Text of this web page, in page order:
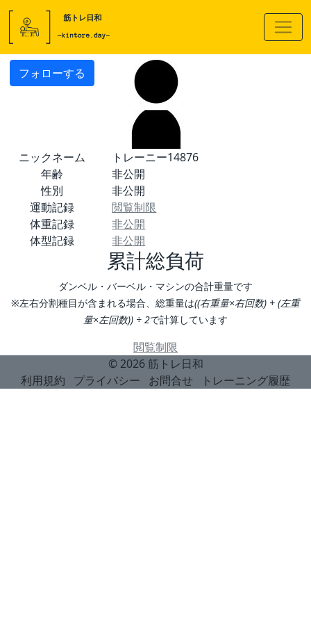
フォローする
ニックネーム
トレーニー14876
年齢
非公開
性別
非公開
運動記録
閲覧制限
体重記録
非公開
体型記録
非公開
累計総負荷
ダンベル・バーベル・マシンの合計重量です
※左右分割種目が含まれる場合、総重量は((右重量×右回数) + (左重
量×左回数)) ÷ 2で計算しています
閲覧制限
© 2026 筋トレ日和
利用規約
プライバシー お問合せ トレーニング履歴